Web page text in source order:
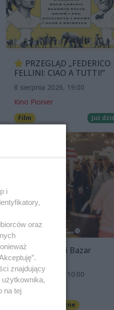
PRZEGLĄD „FEDERICO
FELLINI: CIAO A TUTTI!”
8 sierpnia 2026, 19:00
Kino Pionier
Film Już dziś
Szczeciński Bazar
Smakoszy
9 sierpnia 2026, 10:00
OFF Marina
Imprezy cykliczne
i
oraz
znajdujący
użytkownika,
na tej